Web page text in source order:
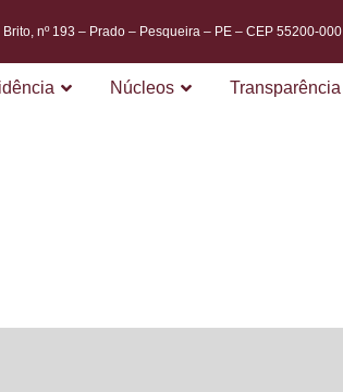
nº 193 – Prado – Pesqueira – PE – CEP 55200-000
Núcleos Transparência